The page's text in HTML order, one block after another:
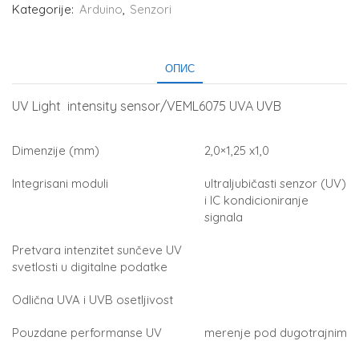
Kategorije: Arduino, Senzori
ОПИС
UV Light intensity sensor/VEML6075 UVA UVB
Dimenzije (mm) 2,0×1,25 x1,0
Integrisani moduli
ultraljubičasti senzor (UV)
i IC kondicioniranje
signala
Pretvara intenzitet sunčeve UV
svetlosti u digitalne podatke
Odlična UVA i UVB osetljivost
Pouzdane performanse UV
merenje pod dugotrajnim